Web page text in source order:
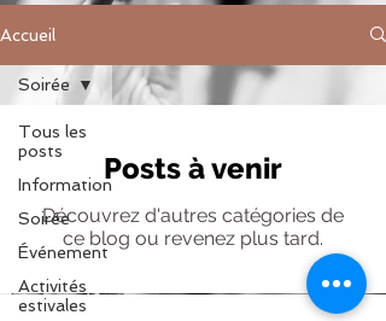
Accueil
Tous les
posts
Information
Soirée
Événement
Activités
estivales
Soirée
Posts à venir
Découvrez d'autres catégories de
ce blog ou revenez plus tard.